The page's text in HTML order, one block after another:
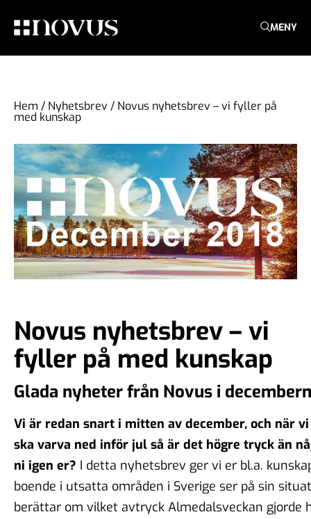
MENY
Hem / Nyhetsbrev / Novus nyhetsbrev – vi fyller på
med kunskap
Novus nyhetsbrev – vi
fyller på med kunskap
Glada nyheter från Novus i
Vi är redan snart i mitten av december, och när
ska varva ned inför jul så är det högre tryck än
ni igen er? I detta nyhetsbrev ger vi er bl.a.
boende i utsatta områden i Sverige ser på sin
berättar om vilket avtryck Almedalsveckan gjorde